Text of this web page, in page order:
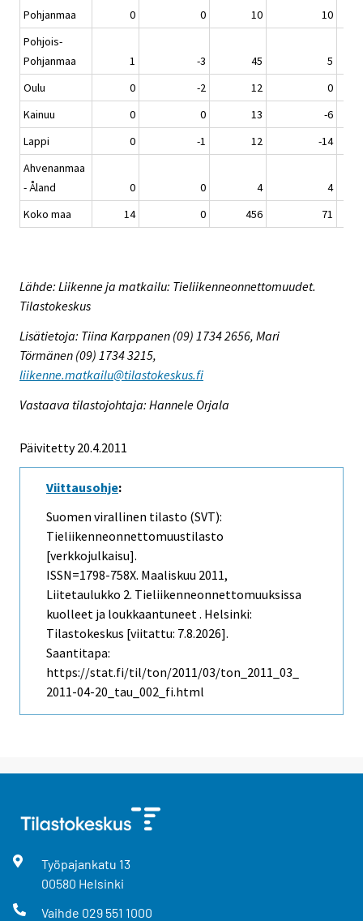
Pohjanmaa
0 0 10
10
Pohjois-
Pohjanmaa
1 -3 45
5
Oulu
0 -2 12
0
Kainuu
0 0 13
-6
Lappi
0 -1 12
-14
Ahvenanmaa
- Åland
0 0 4
4
Koko maa
14 0 456 71
Lähde: Liikenne ja matkailu: Tieliikenneonnettomuudet.
Tilastokeskus
Lisätietoja: Tiina Karppanen (09) 1734 2656, Mari
Törmänen (09) 1734 3215,
liikenne.matkailu@tilastokeskus.fi
Vastaava tilastojohtaja: Hannele Orjala
Päivitetty 20.4.2011
Viittausohje:
Suomen virallinen tilasto (SVT):
Tieliikenneonnettomuustilasto
[verkkojulkaisu].
ISSN=1798-758X. Maaliskuu 2011,
Liitetaulukko 2. Tieliikenneonnettomuuksissa
kuolleet ja loukkaantuneet . Helsinki:
Tilastokeskus [viitattu: 7.8.2026].
Saantitapa:
https://stat.fi/til/ton/2011/03/ton_2011_03_
2011-04-20_tau_002_fi.html
Työpajankatu 13
00580 Helsinki
Vaihde 029 551 1000